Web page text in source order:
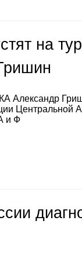
на
Александр
Центральной
и Ф